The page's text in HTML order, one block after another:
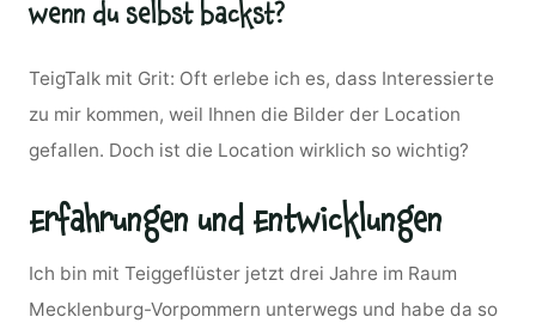
wenn du selbst backst?
TeigTalk mit Grit: Oft erlebe ich es, dass Interessierte
zu mir kommen, weil Ihnen die Bilder der Location
gefallen. Doch ist die Location wirklich so wichtig?
Erfahrungen und Entwicklungen
Ich bin mit Teiggeflüster jetzt drei Jahre im Raum
Mecklenburg-Vorpommern unterwegs und habe da so